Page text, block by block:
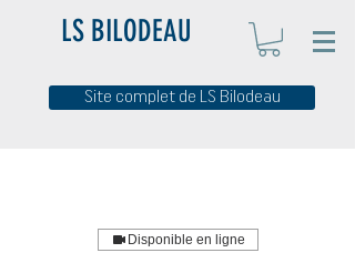
LS BILODEAU
Site complet de LS Bilodeau
Disponible en ligne